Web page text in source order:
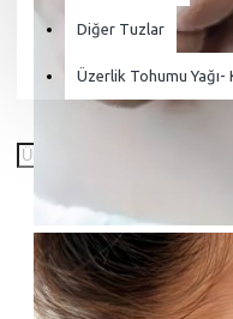
Diğer Tuzlar
Üzerlik Tohumu Yağı-